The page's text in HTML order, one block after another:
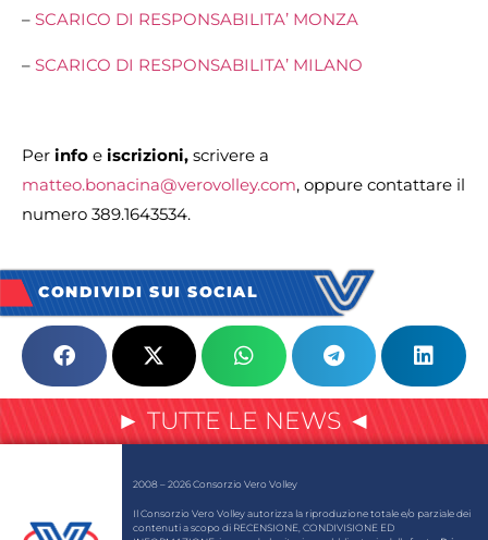
– SCARICO DI RESPONSABILITA’ MONZA
– SCARICO DI RESPONSABILITA’ MILANO
Per info e iscrizioni, scrivere a
matteo.bonacina@verovolley.com, oppure contattare il
numero 389.1643534.
CONDIVIDI SUI SOCIAL
► TUTTE LE NEWS ◄
2008 – 2026 Consorzio Vero Volley
Il Consorzio Vero Volley autorizza la riproduzione totale e/o parziale dei
contenuti a scopo di RECENSIONE, CONDIVISIONE ED